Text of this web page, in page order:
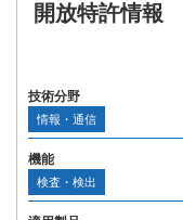
開放特許情報
技術分野
情報・通信
機能
検査・検出